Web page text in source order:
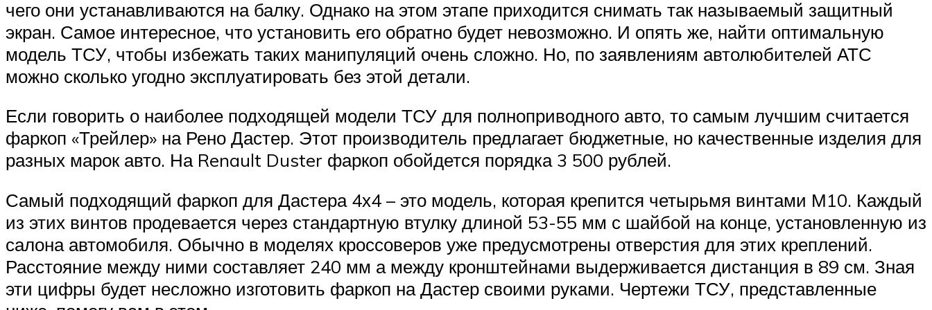
чего они устанавливаются на балку. Однако на этом этапе приходится снимать так называемый защитный
экран. Самое интересное, что установить его обратно будет невозможно. И опять же, найти оптимальную
модель ТСУ, чтобы избежать таких манипуляций очень сложно. Но, по заявлениям автолюбителей АТС
можно сколько угодно эксплуатировать без этой детали.
Если говорить о наиболее подходящей модели ТСУ для полноприводного авто, то самым лучшим считается
фаркоп «Трейлер» на Рено Дастер. Этот производитель предлагает бюджетные, но качественные изделия для
разных марок авто. На Renault Duster фаркоп обойдется порядка 3 500 рублей.
Самый подходящий фаркоп для Дастера 4х4 – это модель, которая крепится четырьмя винтами М10. Каждый
из этих винтов продевается через стандартную втулку длиной 53-55 мм с шайбой на конце, установленную из
салона автомобиля. Обычно в моделях кроссоверов уже предусмотрены отверстия для этих креплений.
Расстояние между ними составляет 240 мм а между кронштейнами выдерживается дистанция в 89 см. Зная
эти цифры будет несложно изготовить фаркоп на Дастер своими руками. Чертежи ТСУ, представленные